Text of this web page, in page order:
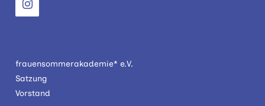
frauensommerakademie* e.V.
Satzung
Vorstand